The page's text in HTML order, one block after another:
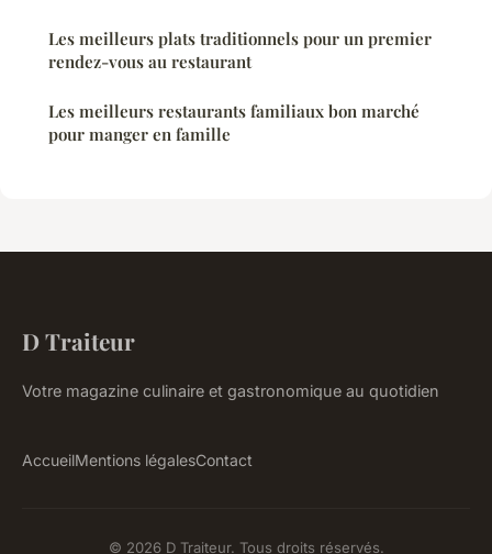
Les meilleurs plats traditionnels pour un premier
rendez-vous au restaurant
Les meilleurs restaurants familiaux bon marché
pour manger en famille
D Traiteur
Votre magazine culinaire et gastronomique au quotidien
AccueilMentions légalesContact
© 2026 D Traiteur. Tous droits réservés.